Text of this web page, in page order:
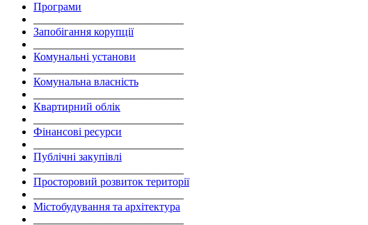
Програми
Запобігання корупції
Комунальні установи
Комунальна власність
Квартирний облік
Фінансові ресурси
Публічні закупівлі
Просторовий розвиток території
Містобудування та архітектура